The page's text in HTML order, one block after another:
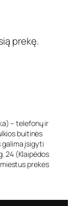
prekę.
– telefonų ir
buitinės
įsigyti
24 (Klaipėdos
prekes